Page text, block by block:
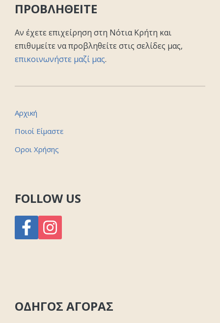
ΠΡΟΒΛΗΘΕΙΤΕ
Αν έχετε επιχείρηση στη Νότια Κρήτη και
επιθυμείτε να προβληθείτε στις σελίδες μας,
επικοινωνήστε μαζί μας.
Αρχική
Ποιοί Είμαστε
Οροι Χρήσης
FOLLOW US
ΟΔΗΓΟΣ ΑΓΟΡΑΣ